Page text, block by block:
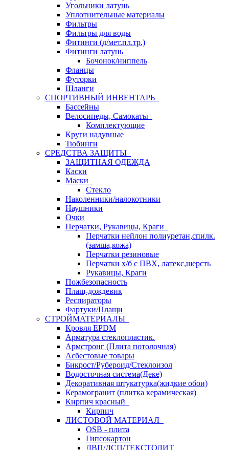
Угольники латунь
Уплотнительные материалы
Фильтры
Фильтры для воды
Фитинги (д/мет.пл.тр.)
Фитинги латунь
Бочонок/ниппель
Фланцы
Футорки
Шланги
СПОРТИВНЫЙ ИНВЕНТАРЬ
Бассейны
Велосипеды, Самокаты
Комплектующие
Круги надувные
Тюбинги
СРЕДСТВА ЗАЩИТЫ
ЗАЩИТНАЯ ОДЕЖДА
Каски
Маски
Стекло
Наколенники/налокотники
Наушники
Очки
Перчатки, Рукавицы, Краги
Перчатки нейлон полиуретан,спилк.
(замша,кожа)
Перчатки резиновые
Перчатки х/б с ПВХ, латекс,шерсть
Рукавицы, Краги
Пожбезопасность
Плащ-дождевик
Респираторы
Фартуки/Плащи
СТРОЙМАТЕРИАЛЫ
Кровля ЕРDM
Арматура стеклопластик.
Армстронг (Плита потолочная)
Асбестовые товары
Бикрост/Рубероид/Стеклоизол
Водосточная система(Деке)
Декоративная штукатурка(жидкие обои)
Керамогранит (плитка керамическая)
Кирпич красный
Кирпич
ЛИСТОВОЙ МАТЕРИАЛ
OSB - плита
Гипсокартон
ДВП/ДСП/ТЕКСТОЛИТ